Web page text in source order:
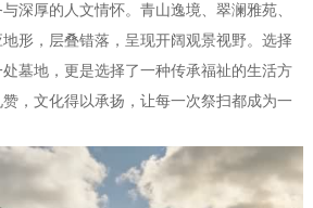
深厚的人文情怀。青山逸境、翠澜雅苑、
形，层叠错落，呈现开阔观景视野。选择
墓地，更是选择了一种传承福祉的生活方
，文化得以承扬，让每一次祭扫都成为一